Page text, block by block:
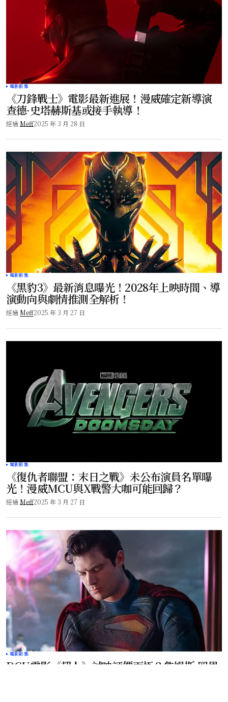
電影影集
《刀鋒戰士》電影最新進展！漫威確定新導演
查德·史塔赫斯基或接手執導！
經過 Meff2025 年 3 月 28 日
電影影集
《黑豹3》最新消息曝光！2028年上映時間、導
演動向與劇情推測全解析！
經過 Meff2025 年 3 月 27 日
電影影集
《復仇者聯盟：末日之戰》未公布演員名單曝
光！漫威MCU與X戰警大咖可能回歸？
經過 Meff2025 年 3 月 27 日
電影影集
DCU電影《超人》試映評價兩極？詹姆斯·岡恩